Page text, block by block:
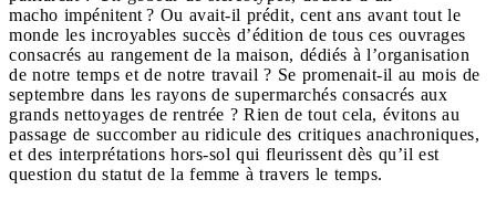
macho impénitent ? Ou avait-il prédit, cent ans avant tout le
monde les incroyables succès d’édition de tous ces ouvrages
consacrés au rangement de la maison, dédiés à l’organisation
de notre temps et de notre travail ? Se promenait-il au mois de
septembre dans les rayons de supermarchés consacrés aux
grands nettoyages de rentrée ? Rien de tout cela, évitons au
passage de succomber au ridicule des critiques anachroniques,
et des interprétations hors-sol qui fleurissent dès qu’il est
question du statut de la femme à travers le temps.